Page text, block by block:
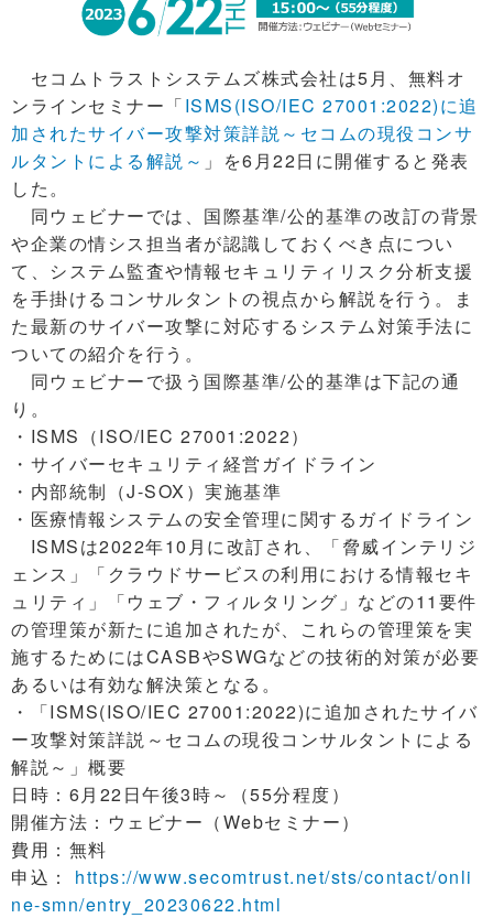
セコムトラストシステムズ株式会社は5月、無料オ
ンラインセミナー「ISMS(ISO/IEC 27001:2022)に追
加されたサイバー攻撃対策詳説～セコムの現役コンサ
ルタントによる解説～ 」を6月22日に開催すると発表
した。
同ウェビナーでは、国際基準/公的基準の改訂の背景
や企業の情シス担当者が認識しておくべき点につい
て、システム監査や情報セキュリティリスク分析支援
を手掛けるコンサルタントの視点から解説を行う。ま
た最新のサイバー攻撃に対応するシステム対策手法に
ついての紹介を行う。
同ウェビナーで扱う国際基準/公的基準は下記の通
り。
・ISMS（ISO/IEC 27001:2022）
・サイバーセキュリティ経営ガイドライン
・内部統制（J-SOX）実施基準
・医療情報システムの安全管理に関するガイドライン
ISMSは2022年10月に改訂され、「脅威インテリジ
ェンス」「クラウドサービスの利用における情報セキ
ュリティ」「ウェブ・フィルタリング」などの11要件
の管理策が新たに追加されたが、これらの管理策を実
施するためにはCASBやSWGなどの技術的対策が必要
あるいは有効な解決策となる。
・「ISMS(ISO/IEC 27001:2022)に追加されたサイバ
ー攻撃対策詳説～セコムの現役コンサルタントによる
解説～」概要
日時：6月22日午後3時～（55分程度）
開催方法：ウェビナー（Webセミナー）
費用：無料
申込： https://www.secomtrust.net/sts/contact/onli
ne-smn/entry_20230622.html